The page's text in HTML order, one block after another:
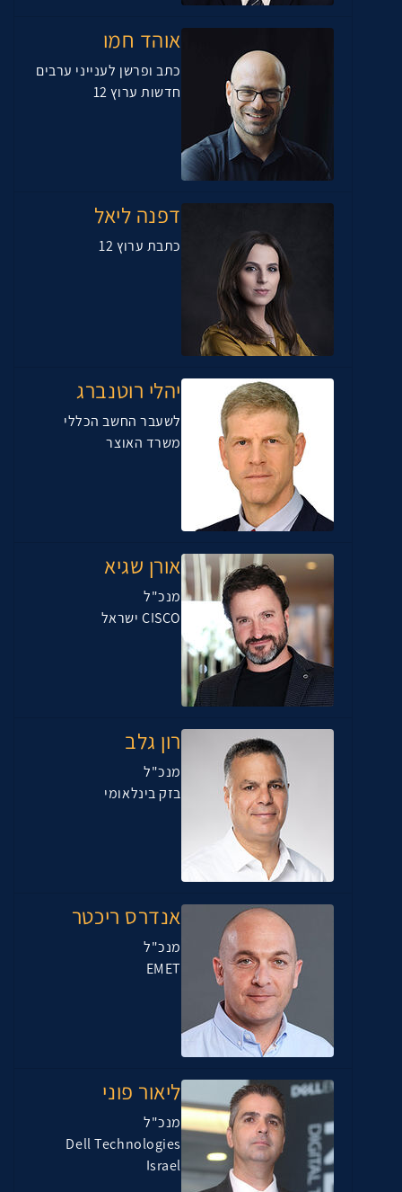
אוהד חמו
כתב ופרשן לענייני ערבים
חדשות ערוץ 12
דפנה ליאל
כתבת ערוץ 12
יהלי רוטנברג
לשעבר החשב הכללי
משרד האוצר
אורן שגיא
מנכ"ל
CISCO ישראל
רון גלב
מנכ"ל
בזק בינלאומי
אנדרס ריכטר
מנכ"ל
EMET
ליאור פוני
מנכ"ל
Dell Technologies
Israel